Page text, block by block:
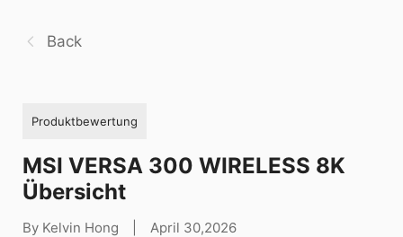
Back
Produktbewertung
MSI VERSA 300 WIRELESS 8K
Übersicht
By Kelvin Hong April 30,2026